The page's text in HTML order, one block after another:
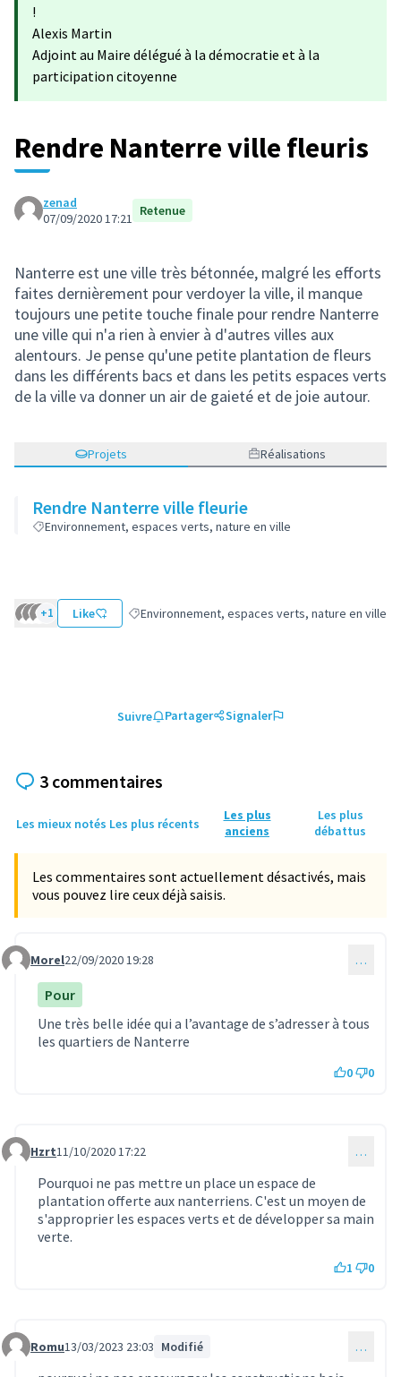
!
Alexis Martin
Adjoint au Maire délégué à la démocratie et à la
participation citoyenne
Rendre Nanterre ville fleuris
zenad
07/09/2020 17:21 Retenue
Nanterre est une ville très bétonnée, malgré les efforts
faites dernièrement pour verdoyer la ville, il manque
toujours une petite touche finale pour rendre Nanterre
une ville qui n'a rien à envier à d'autres villes aux
alentours. Je pense qu'une petite plantation de fleurs
dans les différents bacs et dans les petits espaces verts
de la ville va donner un air de gaieté et de joie autour.
Projets Réalisations
Rendre Nanterre ville fleurie
Environnement, espaces verts, nature en ville
+1 Like Filtrer les résultats de la catégorie :
Environnement, espaces verts, nature en ville
Suivre Partager Signaler
3 commentaires
Les mieux notés Les plus récents
Les plus
anciens
Les plus
débattus
Les commentaires sont actuellement désactivés, mais
vous pouvez lire ceux déjà saisis.
Commentaire 379
Morel22/09/2020 19:28 …
Pour
Une très belle idée qui a l’avantage de s’adresser à tous
les quartiers de Nanterre
0 0
Commentaire 392
Hzrt11/10/2020 17:22 …
Pourquoi ne pas mettre un place un espace de
plantation offerte aux nanterriens. C'est un moyen de
s'approprier les espaces verts et de développer sa main
verte.
1 0
Commentaire 869
Romu13/03/2023 23:03 Modifié …